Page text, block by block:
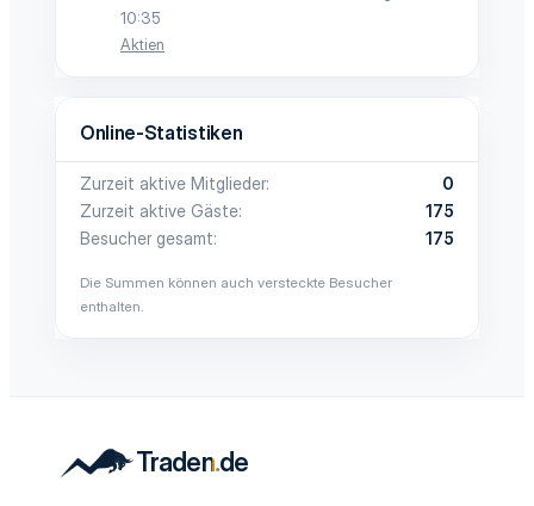
10:35
Aktien
Online-Statistiken
Zurzeit aktive Mitglieder
0
Zurzeit aktive Gäste
175
Besucher gesamt
175
Die Summen können auch versteckte Besucher
enthalten.